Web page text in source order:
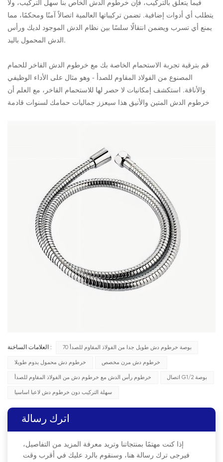
يتطلب أي أدوات إضافية. تضمن تركيباتها العالمية اتصالاً آمنًا ومحكمًا، مما
يمنع أي تسرب ويضمن انتقالًا سلسًا بين نظام الدش الموجود لديك ورأس
الدش المحمول باليد.
قم بترقية تجربة الاستحمام الخاصة بك مع خرطوم الدش الفاخر للحمام
المصنوع من الفولاذ المقاوم للصدأ - وهو مثال على الأداء الوظيفي
والأناقة. استكشف إمكانيات لا حصر لها للاستحمام الفاخر، مع العلم أن
خرطوم الدش المتين والأنيق هذا سيعزز جماليات حمامك لسنوات قادمة
العلامات الساخنة : 70 بوصة خرطوم دش طويل جدا من الفولاذ المقاوم للصدأ
خرطوم دش محمول يدوم طويلا خرطوم دش مرن مخصص
خرطوم رأس الدش مع خرطوم دش من الفولاذ المقاوم للصدأ اتصال G1/2 بوصة
سهلة التركيب دون خرطوم دش لاعبا اساسيا
اترك رسالة
إذا كنت مهتمًا بمنتجاتنا وتريد معرفة المزيد من التفاصيل،
فيرجى ترك رسالة هنا، وسنقوم بالرد عليك في أقرب وقت